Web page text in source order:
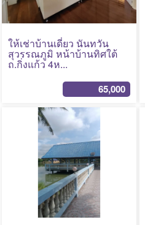
ให้เช่าบ้านเดี่ยว นันทวัน
สุวรรณภูมิ หน้าบ้านทิศใต้
ถ.กิ่งแก้ว 4ห...
65,000
No Photo